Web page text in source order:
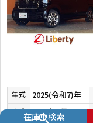
年式 2025(令和7)年
車検 2028年8月
在庫車検索